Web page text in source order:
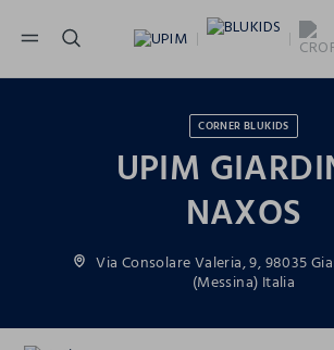
NAVIGATION.ARIA.GOTOMAINCONTENT
CORNER BLUKIDS
UPIM
NAXOS
Via Consolare Valeria, 9, 98035
(Messina) Italia